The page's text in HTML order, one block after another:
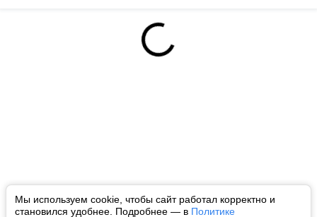
Мы используем cookie, чтобы сайт работал корректно и
становился удобнее. Подробнее — в Политике